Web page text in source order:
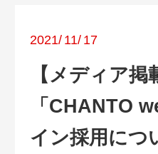
2021/ 11/ 17
【メディア掲
「CHANTO
イン採用につ